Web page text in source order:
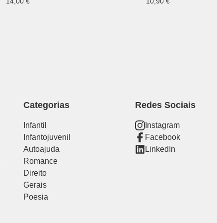
Categorias
Infantil
Infantojuvenil
Autoajuda
Romance
Direito
Gerais
Poesia
Redes Sociais
Instagram
Facebook
LinkedIn